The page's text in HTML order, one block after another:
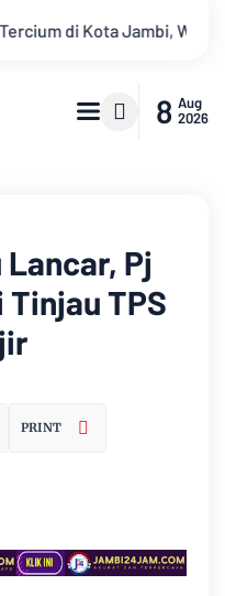
Puncak Kemarau
8 Aug
2026
Pj
TPS
PRINT